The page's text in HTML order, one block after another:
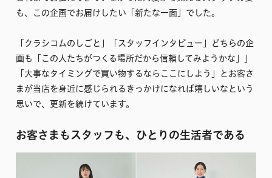
も、この企画でお届けしたい「新たな一面」でした。
「クラシコムのしごと」「スタッフインタビュー」どちらの企
画も「この人たちがつくる場所だから信頼してみようかな」」
「大事なタイミングで買い物するならここにしよう」とお客さ
まが当店を身近に感じられるきっかけになれば嬉しいなという
思いで、更新を続けています。
お客さまもスタッフも、ひとりの生活者である